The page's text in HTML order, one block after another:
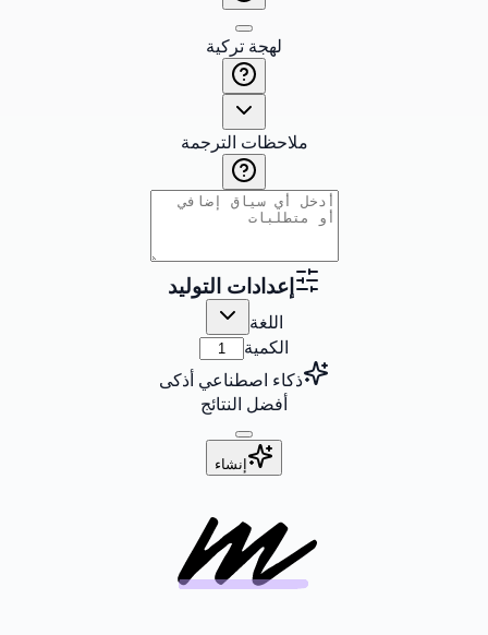
لهجة تركية
ملاحظات الترجمة
إعدادات التوليد
اللغة
الكمية
ذكاء اصطناعي أذكى
أفضل النتائج
إنشاء